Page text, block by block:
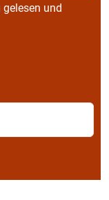
gelesen und